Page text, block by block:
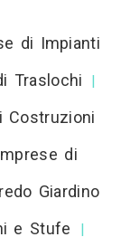
di Impianti
Traslochi
Costruzioni
di
Giardino
e Stufe